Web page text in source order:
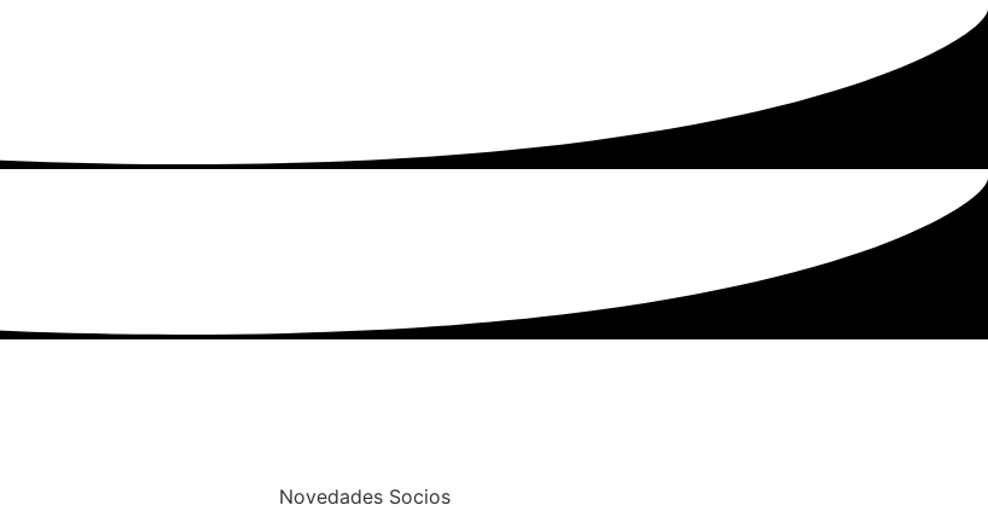
Novedades Socios